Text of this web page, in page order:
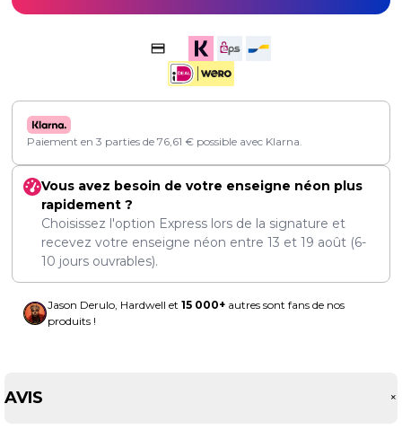
Paiement en 3 parties de 76,61 € possible avec Klarna.
Vous avez besoin de votre enseigne néon plus
rapidement ?
Choisissez l'option Express lors de la signature et
recevez votre enseigne néon entre 13 et 19 août (6-
10 jours ouvrables).
Jason Derulo, Hardwell et 15 000+ autres sont fans de nos
produits !
AVIS +